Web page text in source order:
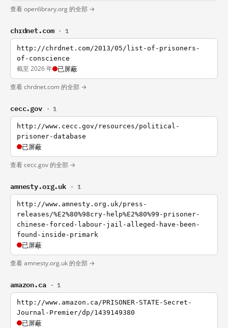
查看 openlibrary.org 的全部 →
chrdnet.com · 1
http://chrdnet.com/2013/05/list-of-prisoners-
of-conscience
截至 2026 年 已屏蔽
查看 chrdnet.com 的全部 →
cecc.gov · 1
http://www.cecc.gov/resources/political-
prisoner-database
已屏蔽
查看 cecc.gov 的全部 →
amnesty.org.uk · 1
http://www.amnesty.org.uk/press-
releases/%E2%80%98cry-help%E2%80%99-prisoner-
chinese-forced-labour-jail-alleged-have-been-
found-inside-primark
已屏蔽
查看 amnesty.org.uk 的全部 →
amazon.ca · 1
http://www.amazon.ca/PRISONER-STATE-Secret-
Journal-Premier/dp/1439149380
已屏蔽